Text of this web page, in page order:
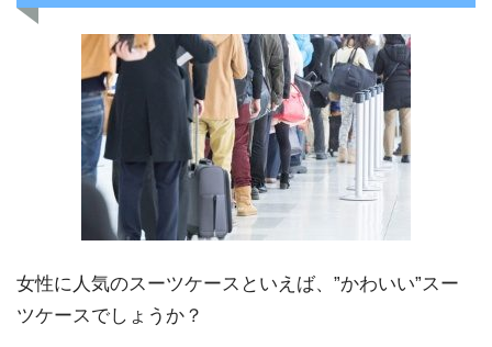
女性に人気のスーツケースといえば、”かわいい”スー
ツケースでしょうか？